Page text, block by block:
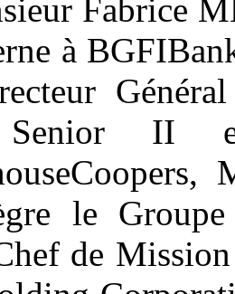
Fabrice
à
Senior II
le
de